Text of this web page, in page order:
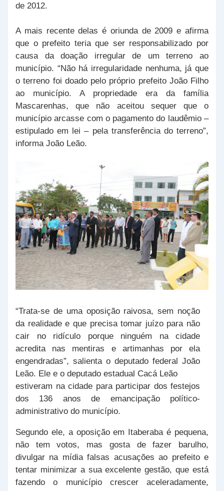
de 2012.
A mais recente delas é oriunda de 2009 e afirma
que o prefeito teria que ser responsabilizado por
causa da doação irregular de um terreno ao
município. “Não há irregularidade nenhuma, já que
o terreno foi doado pelo próprio prefeito João Filho
ao município. A propriedade era da família
Mascarenhas, que não aceitou sequer que o
município arcasse com o pagamento do laudêmio –
estipulado em lei – pela transferência do terreno”,
informa João Leão.
“Trata-se de uma oposição raivosa, sem noção
da realidade e que precisa tomar juízo para não
cair no ridículo porque ninguém na cidade
acredita nas mentiras e artimanhas por ela
engendradas”, salienta o deputado federal João
Leão. Ele e o deputado estadual Cacá Leão
estiveram na cidade para participar dos festejos
dos 136 anos de emancipação político-
administrativo do município.
Segundo ele, a oposição em Itaberaba é pequena,
não tem votos, mas gosta de fazer barulho,
divulgar na mídia falsas acusações ao prefeito e
tentar minimizar a sua excelente gestão, que está
fazendo o município crescer aceleradamente,